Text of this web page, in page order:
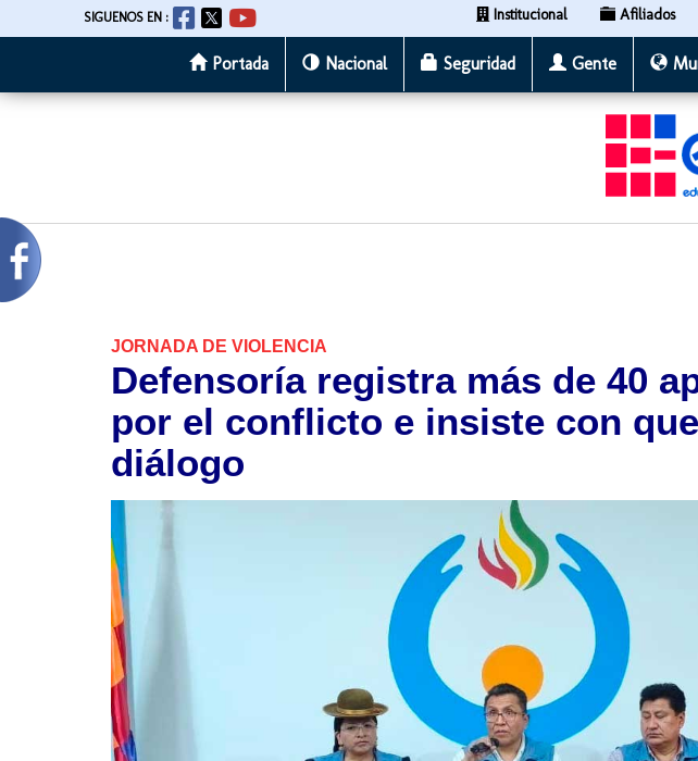
al
SIGUENOS EN : Institucional Afiliados
Portada Nacional Seguridad Gente
JORNADA DE VIOLENCIA
Defensoría registra más de 40
por el conflicto e insiste con
diálogo